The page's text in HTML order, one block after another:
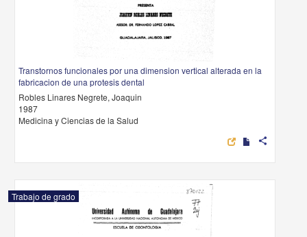
Transtornos funcionales por una dimension vertical alterada en la
fabricacion de una protesis dental
Robles Linares Negrete, Joaquin
1987
Medicina y Ciencias de la Salud
share
Trabajo de grado